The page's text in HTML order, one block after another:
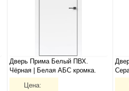
Дверь Прима Белый ПВХ.
Чёрная | Белая АБС кромка.
Цена: